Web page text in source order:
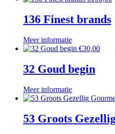
136 Finest brands
Meer informatie
€30,00
32 Goud begin
Meer informatie
53 Groots